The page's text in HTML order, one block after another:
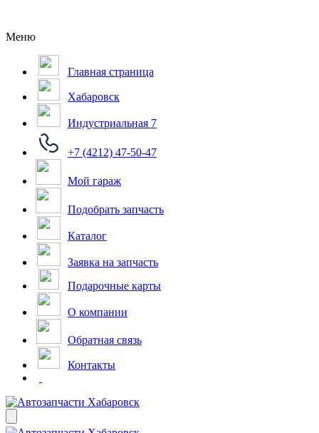
Меню
Главная страница
Хабаровск
Индустриальная 7
+7 (4212) 47-50-47
Мой гараж
Подобрать запчасть
Каталог
Заявка на запчасть
Подарочные карты
О компании
Обратная связь
Контакты